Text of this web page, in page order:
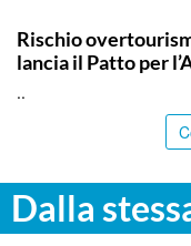
Rischio
lancia il Patto per
..
Dalla
COMMUNITY